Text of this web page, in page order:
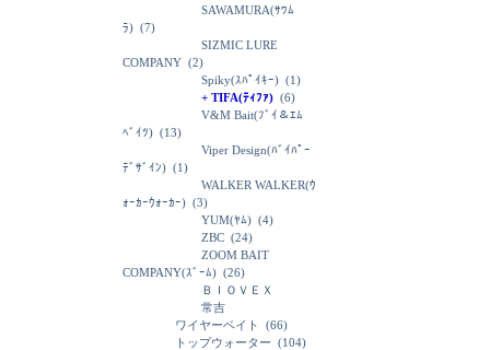
SAWAMURA(ｻﾜﾑ
ﾗ) (7)
SIZMIC LURE
COMPANY (2)
Spiky(ｽﾊﾟｲｷｰ) (1)
+ TIFA(ﾃｨﾌｧ) (6)
V&M Bait(ﾌﾞｲ＆ｴﾑ
ﾍﾞｲﾂ) (13)
Viper Design(ﾊﾞｲﾊﾟｰ
ﾃﾞｻﾞｲﾝ) (1)
WALKER WALKER(ｳ
ｫｰｶｰｳｫｰｶｰ) (3)
YUM(ﾔﾑ) (4)
ZBC (24)
ZOOM BAIT
COMPANY(ｽﾞｰﾑ) (26)
ＢＩＯＶＥＸ
常吉
ワイヤーベイト
(66)
トップウォーター (104)